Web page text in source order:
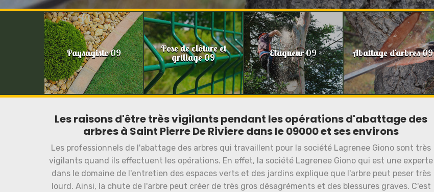
Paysagiste 09 Pose de clôture et
grillage 09 Elagueur 09 Abattage d'arbres 09
Les raisons d'être très vigilants pendant les opérations d'abattage des
arbres à Saint Pierre De Riviere dans le 09000 et ses environs
Les professionnels de l'abattage des arbres qui travaillent pour la société Lagrenee Giono sont très
vigilants quand ils effectuent les opérations. En effet, la société Lagrenee Giono qui est une experte
dans le domaine de l'entretien des espaces verts et des jardins explique que l'arbre peut peser très
lourd. Ainsi, la chute de l'arbre peut créer de très gros désagréments et des blessures graves. C'est